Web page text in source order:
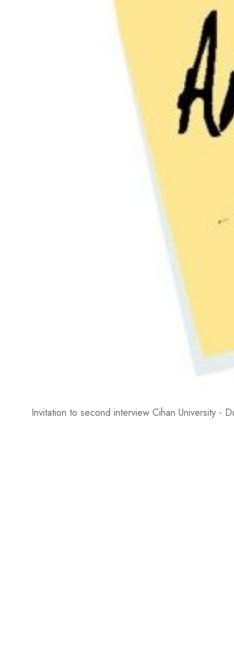
Invitation to second interview Cihan University